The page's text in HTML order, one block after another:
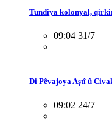
Tundiya kolonyal,
09:04 31/7
Di Pêvajoya Aştî û
09:02 24/7